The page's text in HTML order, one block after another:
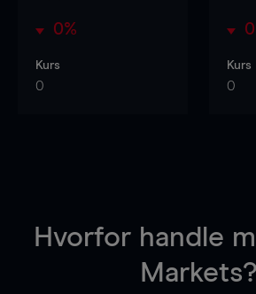
0%
Kurs
0
Kurs
0
Hvorfor handle
Markets?